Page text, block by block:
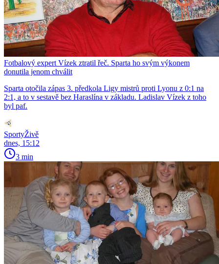
Fotbalový expert Vízek ztratil řeč. Sparta ho svým výkonem
donutila jenom chválit
Sparta otočila zápas 3. předkola Ligy mistrů proti Lyonu z 0:1 na
2:1, a to v sestavě bez Haraslína v základu. Ladislav Vízek z toho
byl paf.
SportyŽivě
dnes, 15:12
3 min